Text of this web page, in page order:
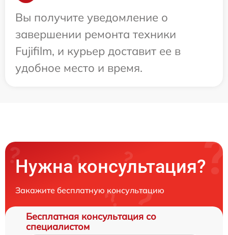
Вы получите уведомление о
завершении ремонта техники
Fujifilm, и курьер доставит ее в
удобное место и время.
Нужна консультация?
Закажите бесплатную консультацию
Бесплатная консультация со
специалистом